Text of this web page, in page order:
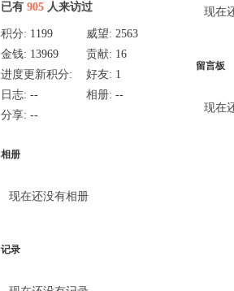
已有 905 人来访过
积分: 1199 威望: 2563
金钱: 13969 贡献: 16
进度更新积分:
20
好友: 1
日志: -- 相册: --
分享: --
相册
现在还没有相册
记录
现在
留言板
现在